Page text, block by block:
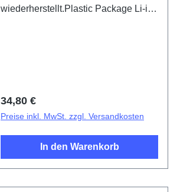
wiederherstellt.Plastic Package Li-ion
Regulärer Preis:
34,80 €
Preise inkl. MwSt. zzgl. Versandkosten
In den Warenkorb